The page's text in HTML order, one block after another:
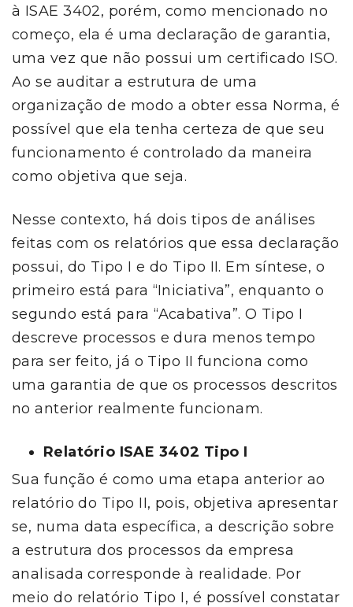
à ISAE 3402, porém, como mencionado no
começo, ela é uma declaração de garantia,
uma vez que não possui um certificado ISO.
Ao se auditar a estrutura de uma
organização de modo a obter essa Norma, é
possível que ela tenha certeza de que seu
funcionamento é controlado da maneira
como objetiva que seja.
Nesse contexto, há dois tipos de análises
feitas com os relatórios que essa declaração
possui, do Tipo I e do Tipo II. Em síntese, o
primeiro está para “Iniciativa”, enquanto o
segundo está para “Acabativa”. O Tipo I
descreve processos e dura menos tempo
para ser feito, já o Tipo II funciona como
uma garantia de que os processos descritos
no anterior realmente funcionam.
Relatório ISAE 3402 Tipo I
Sua função é como uma etapa anterior ao
relatório do Tipo II, pois, objetiva apresentar
se, numa data específica, a descrição sobre
a estrutura dos processos da empresa
analisada corresponde à realidade. Por
meio do relatório Tipo I, é possível constatar